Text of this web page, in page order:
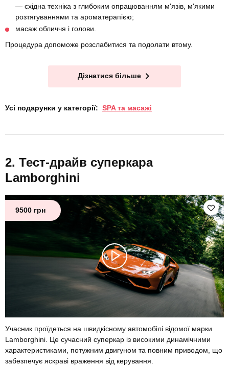
— східна техніка з глибоким опрацюванням м'язів, м'якими
розтягуваннями та ароматерапією;
масаж обличчя і голови.
Процедура допоможе розслабитися та подолати втому.
Дізнатися більше
Усі подарунки у категорії: SPA та масажі
Тест-драйв суперкара
Lamborghini
9500 грн
Учасник проїдеться на швидкісному автомобілі відомої марки
Lamborghini. Це сучасний суперкар із високими динамічними
характеристиками, потужним двигуном та повним приводом, що
забезпечує яскраві враження від керування.